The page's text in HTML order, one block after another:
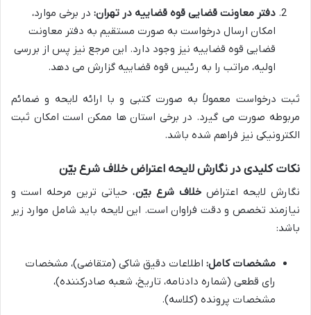
دفتر معاونت قضایی قوه قضاییه در تهران: در برخی موارد،
امکان ارسال درخواست به صورت مستقیم به دفتر معاونت
قضایی قوه قضاییه نیز وجود دارد. این مرجع نیز پس از بررسی
اولیه، مراتب را به رئیس قوه قضاییه گزارش می دهد.
ثبت درخواست معمولاً به صورت کتبی و با ارائه لایحه و ضمائم
مربوطه صورت می گیرد. در برخی استان ها ممکن است امکان ثبت
الکترونیکی نیز فراهم شده باشد.
نکات کلیدی در نگارش لایحه اعتراض خلاف شرع بیّن
نگارش لایحه اعتراضخلاف شرع بیّن، حیاتی ترین مرحله است و
نیازمند تخصص و دقت فراوان است. این لایحه باید شامل موارد زیر
باشد:
مشخصات کامل: اطلاعات دقیق شاکی (متقاضی)، مشخصات
رای قطعی (شماره دادنامه، تاریخ، شعبه صادرکننده)،
مشخصات پرونده (کلاسه).